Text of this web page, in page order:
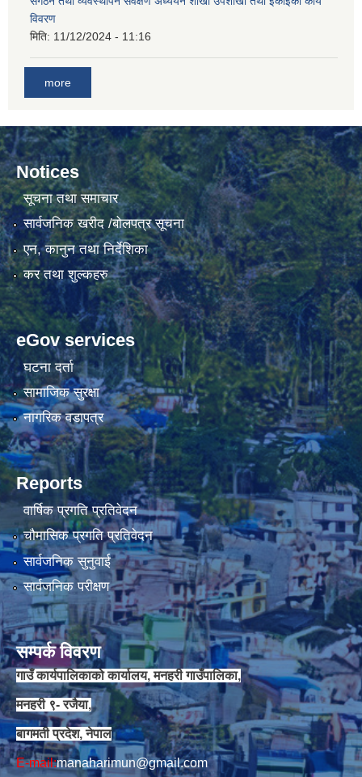
विवरण
मिति: 11/12/2024 - 11:16
more
Notices
सूचना तथा समाचार
सार्वजनिक खरीद /बोलपत्र सूचना
एन, कानुन तथा निर्देशिका
कर तथा शुल्कहरु
eGov services
घटना दर्ता
सामाजिक सुरक्षा
नागरिक वडापत्र
Reports
वार्षिक प्रगति प्रतिवेदन
चौमासिक प्रगति प्रतिवेदन
सार्वजनिक सुनुवाई
सार्वजनिक परीक्षण
सम्पर्क विवरण
गाउँ कार्यपालिकाको कार्यालय, मनहरी गाउँपालिका,
मनहरी ९- रजैया,
बागमती प्रदेश, नेपाल
E-mail:manaharimun@gmail.com